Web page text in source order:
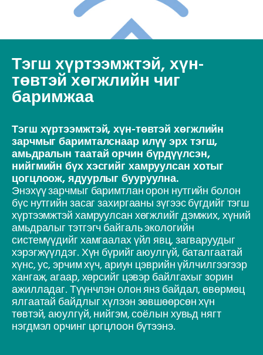
Тэгш хүртээмжтэй, хүн-
төвтэй хөгжлийн чиг
баримжаа
Тэгш хүртээмжтэй, хүн-төвтэй хөгжлийн
зарчмыг баримталснаар илүү эрх тэгш,
амьдралын таатай орчин бүрдүүлсэн,
нийгмийн бүх хэсгийг хамруулсан хотыг
цогцлоож, ядуурлыг бууруулна.
Энэхүү зарчмыг баримтлан орон нутгийн болон
бүс нутгийн засаг захиргааны зүгээс бүгдийг тэгш
хүртээмжтэй хамруулсан хөгжлийг дэмжих, хүний
амьдралыг тэтгэгч байгаль экологийн
системүүдийг хамгаалах үйл явц, загваруудыг
хэрэгжүүлдэг. Хүн бүрийг аюулгүй, баталгаатай
хүнс, ус, эрчим хүч, ариун цэврийн үйлчилгээгээр
хангаж, агаар, хөрсийг цэвэр байлгахыг зорин
ажилладаг. Түүнчлэн олон янз байдал, өвөрмөц
ялгаатай байдлыг хүлээн зөвшөөрсөн хүн
төвтэй, аюулгүй, нийгэм, соёлын хувьд нягт
нэгдмэл орчинг цогцлоон бүтээнэ.